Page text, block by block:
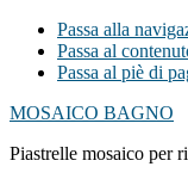
Passa alla
Passa al
Passa al piè di
MOSAICO BAGNO
Piastrelle mosaico per